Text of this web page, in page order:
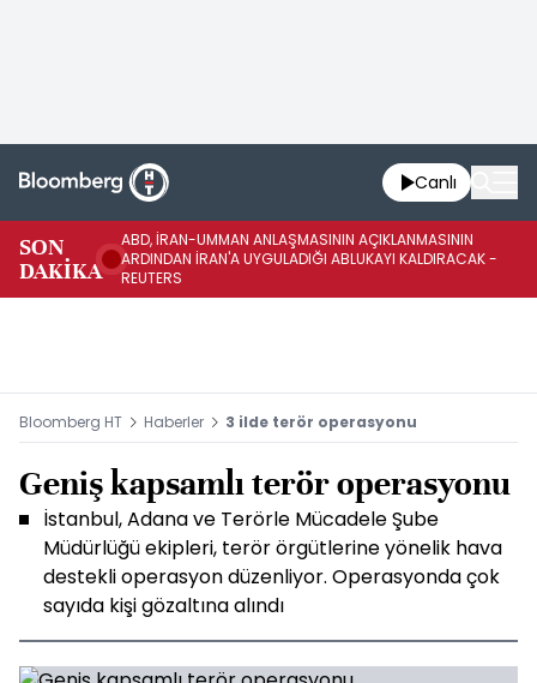
Canlı
SON
DAKİKA
ABD, İRAN-UMMAN ANLAŞMASININ AÇIKLANMASININ
ARDINDAN İRAN'A UYGULADIĞI ABLUKAYI KALDIRACAK -
REUTERS
Bloomberg HT Haberler 3 ilde terör operasyonu
Geniş kapsamlı terör operasyonu
İstanbul, Adana ve Terörle Mücadele Şube
Müdürlüğü ekipleri, terör örgütlerine yönelik hava
destekli operasyon düzenliyor. Operasyonda çok
sayıda kişi gözaltına alındı